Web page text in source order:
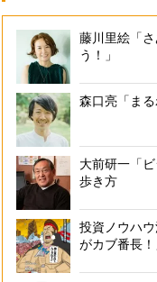
藤川里絵「
う！」
森口亮「まる
大前研一「
歩き方
投資ノウハ
がカブ番長！